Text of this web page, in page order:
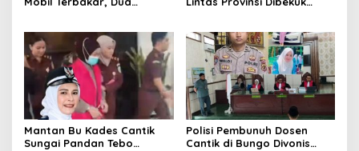
Mantan Bu Kades Cantik
Sungai Pandan Tebo
Polisi Pembunuh Dosen
Cantik di Bungo Divonis